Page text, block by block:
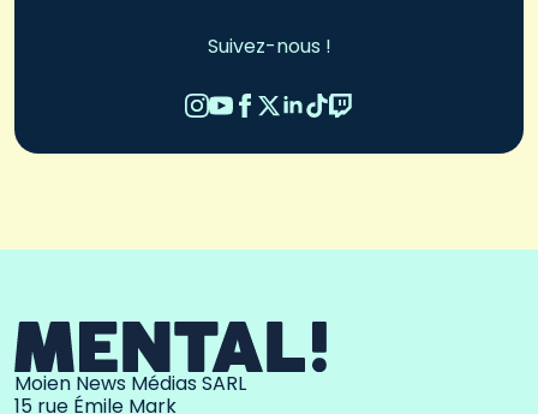
Suivez-nous !
Moien News Médias SARL
15 rue Émile Mark